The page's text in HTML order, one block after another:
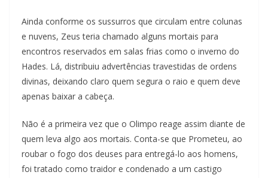
Ainda conforme os sussurros que circulam entre colunas
e nuvens, Zeus teria chamado alguns mortais para
encontros reservados em salas frias como o inverno do
Hades. Lá, distribuiu advertências travestidas de ordens
divinas, deixando claro quem segura o raio e quem deve
apenas baixar a cabeça.
Não é a primeira vez que o Olimpo reage assim diante de
quem leva algo aos mortais. Conta-se que Prometeu, ao
roubar o fogo dos deuses para entregá-lo aos homens,
foi tratado como traidor e condenado a um castigo